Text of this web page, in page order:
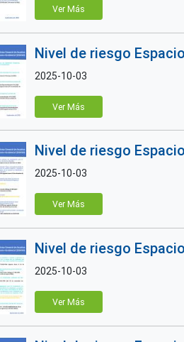
Ver Más
Nivel de riesgo
2025-10-03
Ver Más
Nivel de riesgo
2025-10-03
Ver Más
Nivel de riesgo
2025-10-03
Ver Más